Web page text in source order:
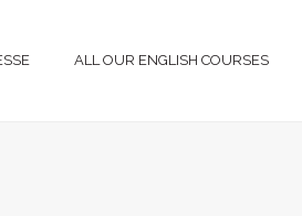
ALL OUR ENGLISH COURSES